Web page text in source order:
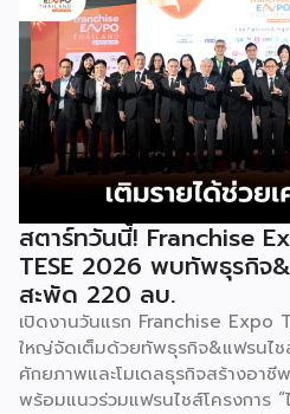
การค้า กระทรวงพาณิชย์ เปิดเผย
“งานแฟรนไชส์ เอ็กซ์โป ไทยแลน
โป (Franchise Expo Thailand
เป็นงานแสดงธุรกิจแฟรนไชส์ชั้นน
คอร์ปอเรชัน จำกัด เพื่อยกระดับศั
เจ้าของธุรกิจที่ต้องการขยายกิจกา
สตาร์ทวันนี้! Franchise
TESE 2026 พบทัพธุรกิจ
สะพัด 220 ลบ.
เปิดงานวันแรก Franchise Expo
ใหญ่จัดเต็มด้วยทัพธุรกิจ&แฟรนไ
ศักยภาพและโมเดลธุรกิจสร้างอาชี
พร้อมแนวร่วมแฟรนไชส์โครงการ